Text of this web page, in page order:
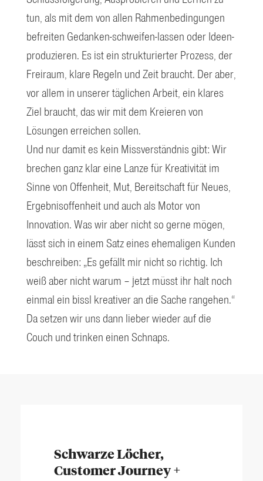
tun, als mit dem von allen Rahmenbedingungen
befreiten Gedanken-schweifen-lassen oder Ideen-
produzieren. Es ist ein strukturierter Prozess, der
Freiraum, klare Regeln und Zeit braucht. Der aber,
vor allem in unserer täglichen Arbeit, ein klares
Ziel braucht, das wir mit dem Kreieren von
Lösungen erreichen sollen.
Und nur damit es kein Missverständnis gibt: Wir
brechen ganz klar eine Lanze für Kreativität im
Sinne von Offenheit, Mut, Bereitschaft für Neues,
Ergebnisoffenheit und auch als Motor von
Innovation. Was wir aber nicht so gerne mögen,
lässt sich in einem Satz eines ehemaligen Kunden
beschreiben: „Es gefällt mir nicht so richtig. Ich
weiß aber nicht warum – jetzt müsst ihr halt noch
einmal ein bissl kreativer an die Sache rangehen.“
Da setzen wir uns dann lieber wieder auf die
Couch und trinken einen Schnaps.
Schwarze Löcher,
Customer Journey +